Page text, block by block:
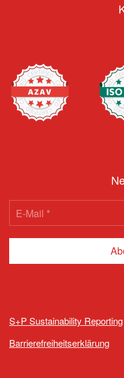
S+P Sustainability Reporting
Barrierefreiheitserklärung